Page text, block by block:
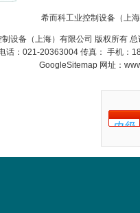
希而科工业控制设备（上
设备（上海）有限公司 版权所有
话：021-20363004 传真： 手机：
GoogleSitemap网址：